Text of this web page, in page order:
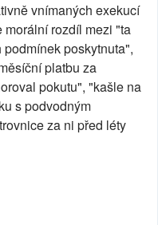
vnímaných exekucí
rozdíl mezi "ta
poskytnuta",
platbu za
pokutu", "kašle na
s podvodným
za ni před léty